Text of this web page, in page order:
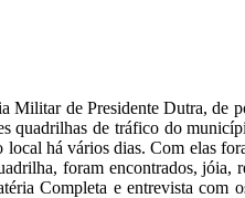
Militar de Presidente Dutra, de
quadrilhas de tráfico do
há vários dias. Com elas
foram encontrados, jóia,
Completa e entrevista com